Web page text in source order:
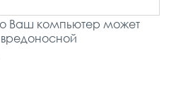
Ваш компьютер может